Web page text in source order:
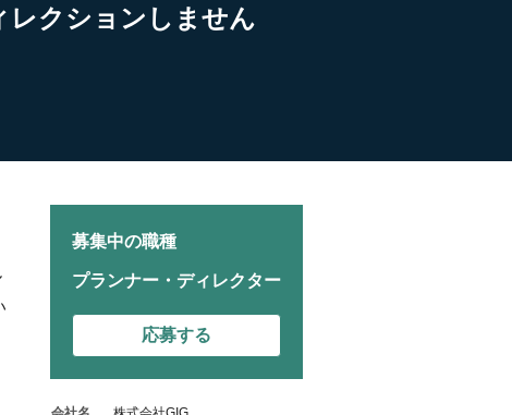
レクションしません
募集中の職種
プランナー・ディレクター
応募する